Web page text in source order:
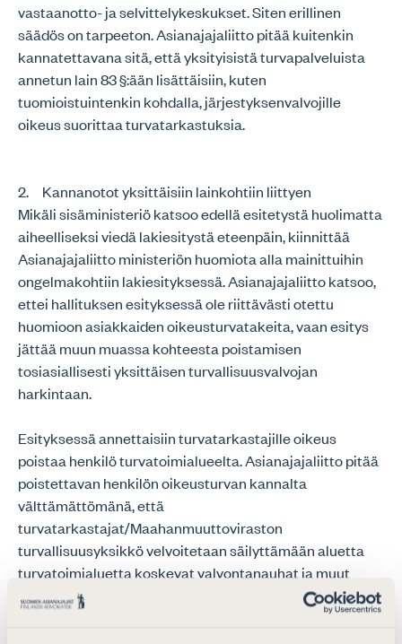
vastaanotto- ja selvittelykeskukset. Siten erillinen
säädös on tarpeeton. Asianajajaliitto pitää kuitenkin
kannatettavana sitä, että yksityisistä turvapalveluista
annetun lain 83 §:ään lisättäisiin, kuten
tuomioistuintenkin kohdalla, järjestyksenvalvojille
oikeus suorittaa turvatarkastuksia.
2. Kannanotot yksittäisiin lainkohtiin liittyen
Mikäli sisäministeriö katsoo edellä esitetystä huolimatta
aiheelliseksi viedä lakiesitystä eteenpäin, kiinnittää
Asianajajaliitto ministeriön huomiota alla mainittuihin
ongelmakohtiin lakiesityksessä. Asianajajaliitto katsoo,
ettei hallituksen esityksessä ole riittävästi otettu
huomioon asiakkaiden oikeusturvatakeita, vaan esitys
jättää muun muassa kohteesta poistamisen
tosiasiallisesti yksittäisen turvallisuusvalvojan
harkintaan.
Esityksessä annettaisiin turvatarkastajille oikeus
poistaa henkilö turvatoimialueelta. Asianajajaliitto pitää
poistettavan henkilön oikeusturvan kannalta
välttämättömänä, että
turvatarkastajat/Maahanmuuttoviraston
turvallisuusyksikkö velvoitetaan säilyttämään aluetta
turvatoimialuetta koskevat valvontanauhat ja muut
tiedot tietyn vähimmäisajan. Näin turvataan kohteena